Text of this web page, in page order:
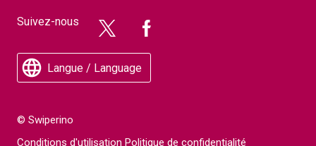
Suivez-nous
Langue / Language
© Swiperino
Conditions d'utilisation Politique de confidentialité